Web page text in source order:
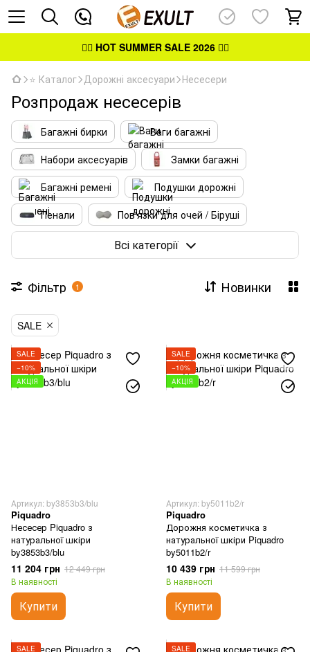
👉🏻 HOT SUMMER SALE 2026👈🏻
⭐ Каталог Дорожні аксесуари Несесери
Розпродаж несесерів
Багажні бирки
Ваги багажні
Набори аксесуарів
Замки багажні
Багажні ремені
Подушки дорожні
Пенали
Пов'язки для очей / Біруші
Косметички дорожні
Несесери
Складні рюкзаки
Аксесуари для догляду за речами
Чохли для валіз
Чохли для одягу
Чохли для ноутбуків та планшетів
Всі категорії
Фільтр 1 Новинки
SALE
SALE
−10%
АКЦІЯ
Артикул: by3853b3/blu
Piquadro
Несесер Piquadro з
натуральної шкіри
by3853b3/blu
11 204 грн 12 449 грн
В наявності
Купити
SALE
−10%
АКЦІЯ
Артикул: by5011b2/r
Piquadro
Дорожня косметичка з
натуральної шкіри Piquadro
by5011b2/r
10 439 грн 11 599 грн
В наявності
Купити
SALE
SALE